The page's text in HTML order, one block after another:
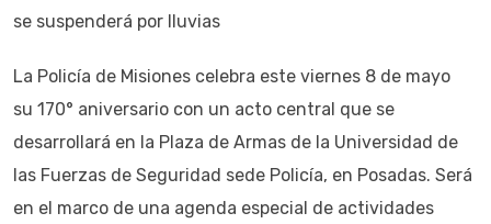
se suspenderá por lluvias
La Policía de Misiones celebra este viernes 8 de mayo
su 170° aniversario con un acto central que se
desarrollará en la Plaza de Armas de la Universidad de
las Fuerzas de Seguridad sede Policía, en Posadas. Será
en el marco de una agenda especial de actividades